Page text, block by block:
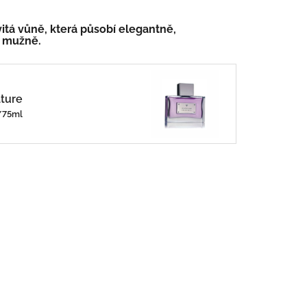
vůně, která působí elegantně,